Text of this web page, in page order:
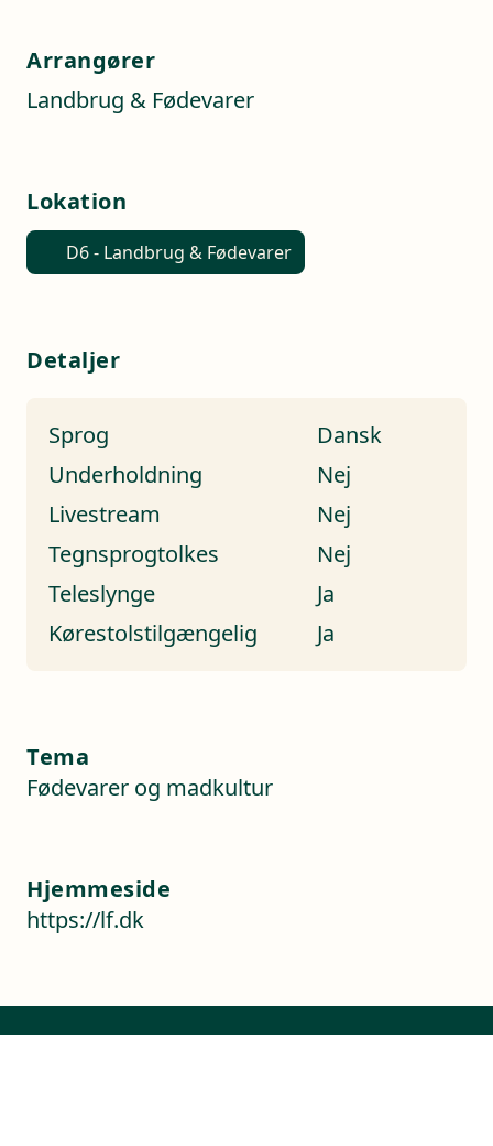
Arrangører
Landbrug & Fødevarer
Lokation
D6 - Landbrug & Fødevarer
Detaljer
Sprog
Dansk
Underholdning
Nej
Livestream
Nej
Tegnsprogtolkes
Nej
Teleslynge
Ja
Kørestolstilgængelig
Ja
Tema
Fødevarer og madkultur
Hjemmeside
https://lf.dk